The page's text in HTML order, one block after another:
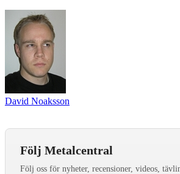
David Noaksson
Följ Metalcentral
Följ oss för nyheter, recensioner, videos,